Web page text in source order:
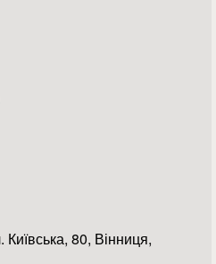
80, Вінниця,